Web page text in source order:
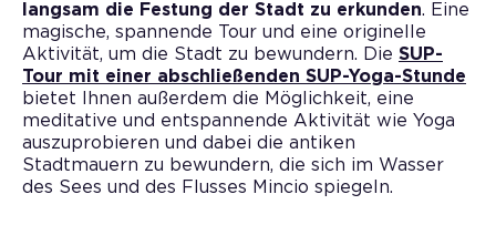
langsam die Festung der Stadt zu erkunden. Eine
magische, spannende Tour und eine originelle
Aktivität, um die Stadt zu bewundern. Die SUP-
Tour mit einer abschließenden SUP-Yoga-Stunde
bietet Ihnen außerdem die Möglichkeit, eine
meditative und entspannende Aktivität wie Yoga
auszuprobieren und dabei die antiken
Stadtmauern zu bewundern, die sich im Wasser
des Sees und des Flusses Mincio spiegeln.